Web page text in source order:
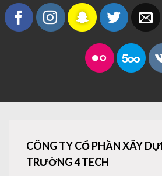
CÔNG TY CỔ PHẦN XÂY
TRƯỜNG 4 TECH